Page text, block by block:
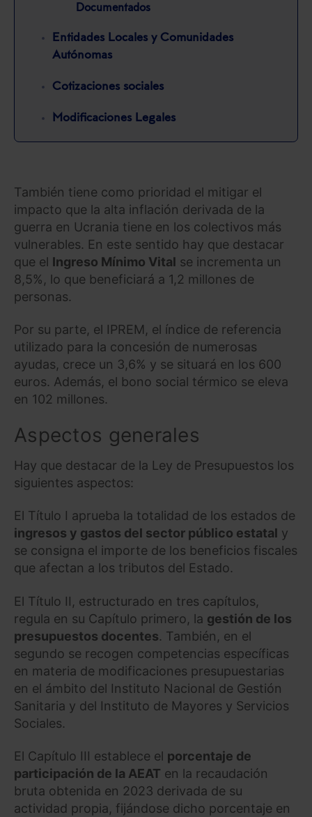
Documentados
Entidades Locales y Comunidades
Autónomas
Cotizaciones sociales
Modificaciones Legales
También tiene como prioridad el mitigar el
impacto que la alta inflación derivada de la
guerra en Ucrania tiene en los colectivos más
vulnerables. En este sentido hay que destacar
que el Ingreso Mínimo Vital se incrementa un
8,5%, lo que beneficiará a 1,2 millones de
personas.
Por su parte, el IPREM, el índice de referencia
utilizado para la concesión de numerosas
ayudas, crece un 3,6% y se situará en los 600
euros. Además, el bono social térmico se eleva
en 102 millones.
Aspectos generales
Hay que destacar de la Ley de Presupuestos los
siguientes aspectos:
El Título I aprueba la totalidad de los estados de
ingresos y gastos del sector público estatal y
se consigna el importe de los beneficios fiscales
que afectan a los tributos del Estado.
El Título II, estructurado en tres capítulos,
regula en su Capítulo primero, la gestión de los
presupuestos docentes. También, en el
segundo se recogen competencias específicas
en materia de modificaciones presupuestarias
en el ámbito del Instituto Nacional de Gestión
Sanitaria y del Instituto de Mayores y Servicios
Sociales.
El Capítulo III establece el porcentaje de
participación de la AEAT en la recaudación
bruta obtenida en 2023 derivada de su
actividad propia, fijándose dicho porcentaje en